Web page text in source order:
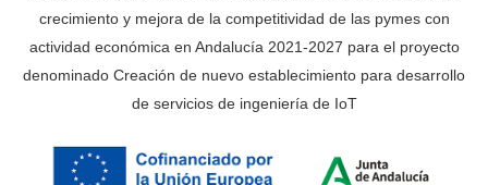
crecimiento y mejora de la competitividad de las pymes con
actividad económica en Andalucía 2021-2027 para el proyecto
denominado Creación de nuevo establecimiento para desarrollo
de servicios de ingeniería de IoT